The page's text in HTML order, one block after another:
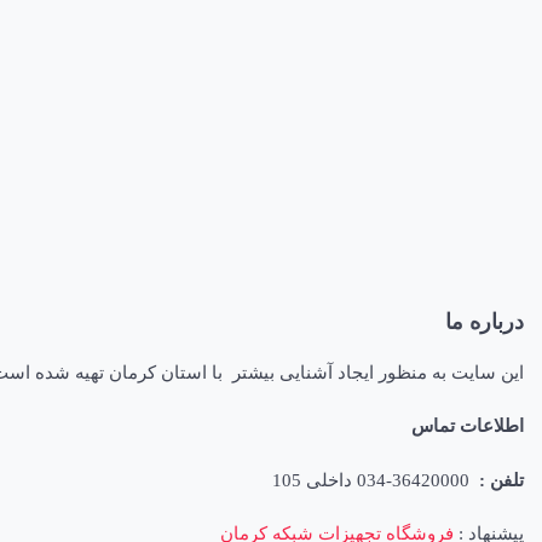
درباره ما
این سایت به منظور ایجاد آشنایی بیشتر با استان کرمان تهیه شده
اطلاعات تماس
تلفن :
پیشنهاد : فروشگاه تجهیزات شبکه کرمان